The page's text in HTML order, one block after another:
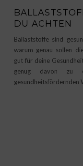
DU ACHTEN
Ballaststoffe sind
warum genau sollen
gut für deine
genug davon zu
gesundheitsfördernden